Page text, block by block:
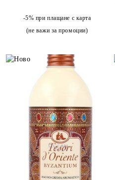
-5% при плащане с карта
(не важи за промоции)